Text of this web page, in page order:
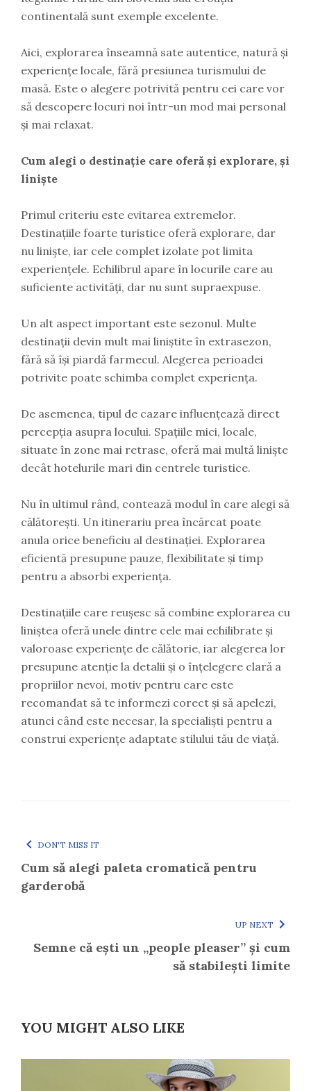
continentală sunt exemple excelente.
Aici, explorarea înseamnă sate autentice, natură și
experiențe locale, fără presiunea turismului de
masă. Este o alegere potrivită pentru cei care vor
să descopere locuri noi într-un mod mai personal
și mai relaxat.
Cum alegi o destinație care oferă și explorare, și
liniște
Primul criteriu este evitarea extremelor.
Destinațiile foarte turistice oferă explorare, dar
nu liniște, iar cele complet izolate pot limita
experiențele. Echilibrul apare în locurile care au
suficiente activități, dar nu sunt supraexpuse.
Un alt aspect important este sezonul. Multe
destinații devin mult mai liniștite în extrasezon,
fără să își piardă farmecul. Alegerea perioadei
potrivite poate schimba complet experiența.
De asemenea, tipul de cazare influențează direct
percepția asupra locului. Spațiile mici, locale,
situate în zone mai retrase, oferă mai multă liniște
decât hotelurile mari din centrele turistice.
Nu în ultimul rând, contează modul în care alegi să
călătorești. Un itinerariu prea încărcat poate
anula orice beneficiu al destinației. Explorarea
eficientă presupune pauze, flexibilitate și timp
pentru a absorbi experiența.
Destinațiile care reușesc să combine explorarea cu
liniștea oferă unele dintre cele mai echilibrate și
valoroase experiențe de călătorie, iar alegerea lor
presupune atenție la detalii și o înțelegere clară a
propriilor nevoi, motiv pentru care este
recomandat să te informezi corect și să apelezi,
atunci când este necesar, la specialiști pentru a
construi experiențe adaptate stilului tău de viață.
DON'T MISS IT
Cum să alegi paleta cromatică pentru
garderobă
UP NEXT
Semne că ești un „people pleaser” și cum
să stabilești limite
YOU MIGHT ALSO LIKE